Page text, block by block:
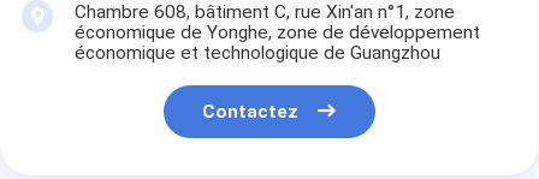
Chambre 608, bâtiment C, rue Xin'an n°1, zone
économique de Yonghe, zone de développement
économique et technologique de Guangzhou
Contactez